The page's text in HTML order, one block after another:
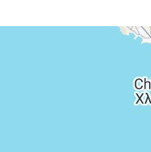
raňajky (resp. polpenziu
insolventnosti, servisné
s vykonaním leteckej dopravy a
Pobytová taxa – platí sa na